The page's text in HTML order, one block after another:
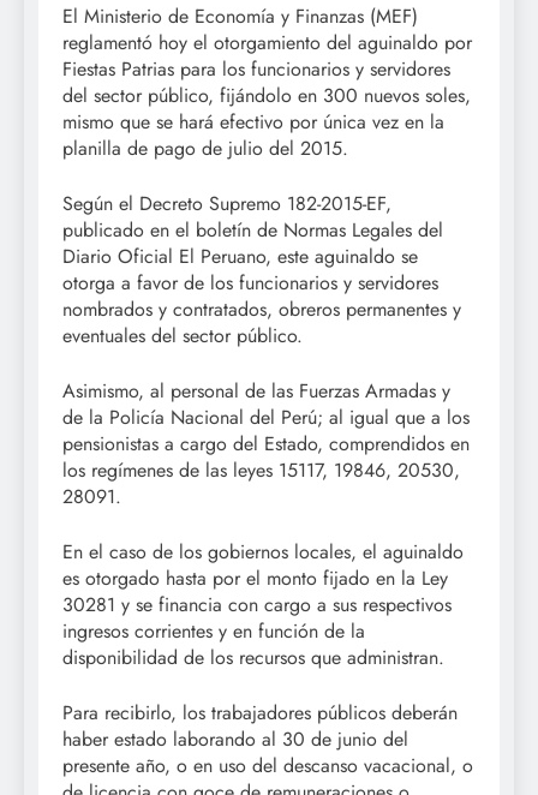
El Ministerio de Economía y Finanzas (MEF)
reglamentó hoy el otorgamiento del aguinaldo por
Fiestas Patrias para los funcionarios y servidores
del sector público, fijándolo en 300 nuevos soles,
mismo que se hará efectivo por única vez en la
planilla de pago de julio del 2015.
Según el Decreto Supremo 182-2015-EF,
publicado en el boletín de Normas Legales del
Diario Oficial El Peruano, este aguinaldo se
otorga a favor de los funcionarios y servidores
nombrados y contratados, obreros permanentes y
eventuales del sector público.
Asimismo, al personal de las Fuerzas Armadas y
de la Policía Nacional del Perú; al igual que a los
pensionistas a cargo del Estado, comprendidos en
los regímenes de las leyes 15117, 19846, 20530,
28091.
En el caso de los gobiernos locales, el aguinaldo
es otorgado hasta por el monto fijado en la Ley
30281 y se financia con cargo a sus respectivos
ingresos corrientes y en función de la
disponibilidad de los recursos que administran.
Para recibirlo, los trabajadores públicos deberán
haber estado laborando al 30 de junio del
presente año, o en uso del descanso vacacional, o